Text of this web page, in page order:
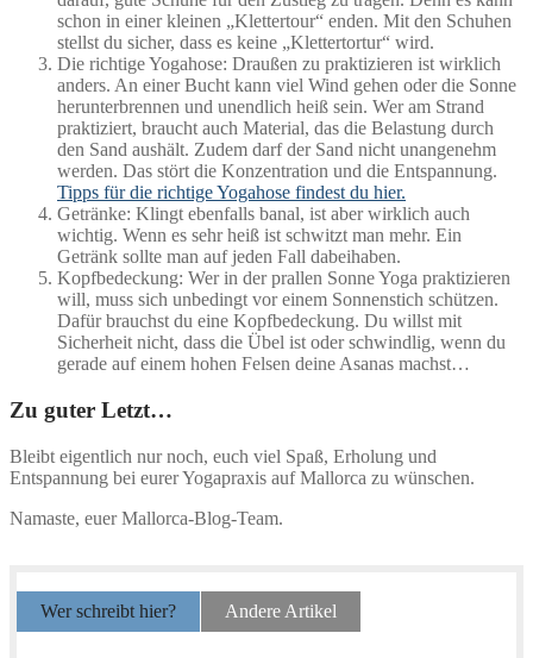
schon in einer kleinen „Klettertour“ enden. Mit den Schuhen
stellst du sicher, dass es keine „Klettertortur“ wird.
Die richtige Yogahose: Draußen zu praktizieren ist wirklich
anders. An einer Bucht kann viel Wind gehen oder die Sonne
herunterbrennen und unendlich heiß sein. Wer am Strand
praktiziert, braucht auch Material, das die Belastung durch
den Sand aushält. Zudem darf der Sand nicht unangenehm
werden. Das stört die Konzentration und die Entspannung.
Tipps für die richtige Yogahose findest du hier.
Getränke: Klingt ebenfalls banal, ist aber wirklich auch
wichtig. Wenn es sehr heiß ist schwitzt man mehr. Ein
Getränk sollte man auf jeden Fall dabeihaben.
Kopfbedeckung: Wer in der prallen Sonne Yoga praktizieren
will, muss sich unbedingt vor einem Sonnenstich schützen.
Dafür brauchst du eine Kopfbedeckung. Du willst mit
Sicherheit nicht, dass die Übel ist oder schwindlig, wenn du
gerade auf einem hohen Felsen deine Asanas machst…
Zu guter Letzt…
Bleibt eigentlich nur noch, euch viel Spaß, Erholung und
Entspannung bei eurer Yogapraxis auf Mallorca zu wünschen.
Namaste, euer Mallorca-Blog-Team.
Wer schreibt hier? Andere Artikel